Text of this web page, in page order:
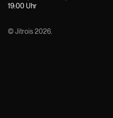
19:00 Uhr
© Jitrois2026